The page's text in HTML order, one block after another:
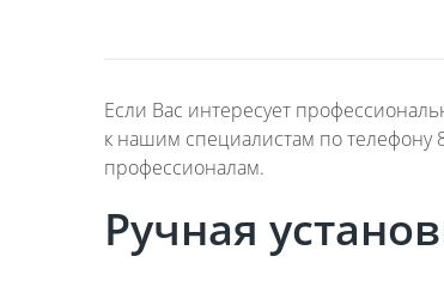
Если Вас интересует
к нашим специалистам по телефону
профессионалам.
Ручная